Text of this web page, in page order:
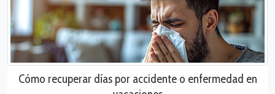
Cómo recuperar días por accidente o enfermedad en